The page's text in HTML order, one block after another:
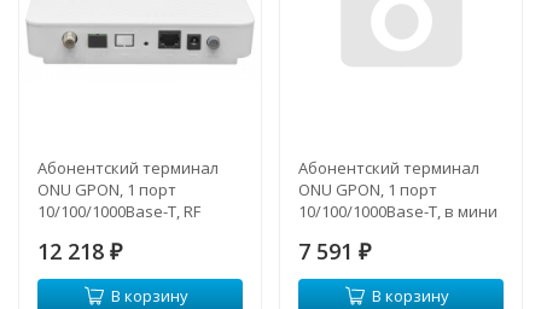
Абонентский терминал
ONU GPON, 1 порт
10/100/1000Base-T, RF
12 218 ₽
В корзину
Абонентский терминал
ONU GPON, 1 порт
10/100/1000Base-T, в мини
7 591 ₽
В корзину